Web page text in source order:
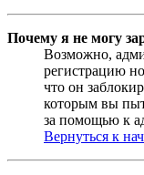
Почему я не могу
Возможно,
регистрацию
что он
которым вы
за помощью к
Вернуться к